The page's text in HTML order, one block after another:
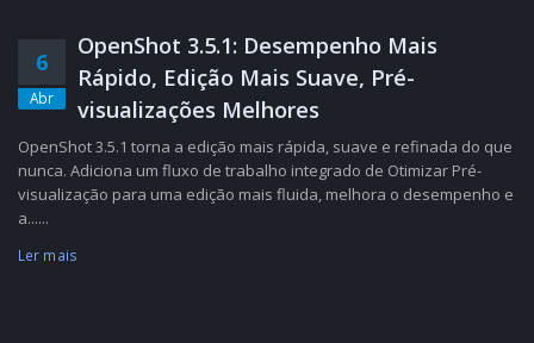
6
Abr
OpenShot 3.5.1: Desempenho Mais
Rápido, Edição Mais Suave, Pré-
visualizações Melhores
OpenShot 3.5.1 torna a edição mais rápida, suave e refinada do que
nunca. Adiciona um fluxo de trabalho integrado de Otimizar Pré-
visualização para uma edição mais fluida, melhora o desempenho e
a......
Ler mais